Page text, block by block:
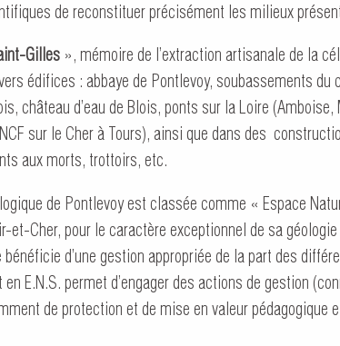
de reconstituer précisément les milieux
Gilles », mémoire de l’extraction artisanale de la
édifices : abbaye de Pontlevoy, soubassements du
château d’eau de Blois, ponts sur la Loire
sur le Cher à Tours), ainsi que dans des
aux morts, trottoirs, etc.
de Pontlevoy est classée comme « Espace
et-Cher, pour le caractère exceptionnel de sa
d’une gestion appropriée de la part des
E.N.S. permet d’engager des actions de gestion
de protection et de mise en valeur pédagogique